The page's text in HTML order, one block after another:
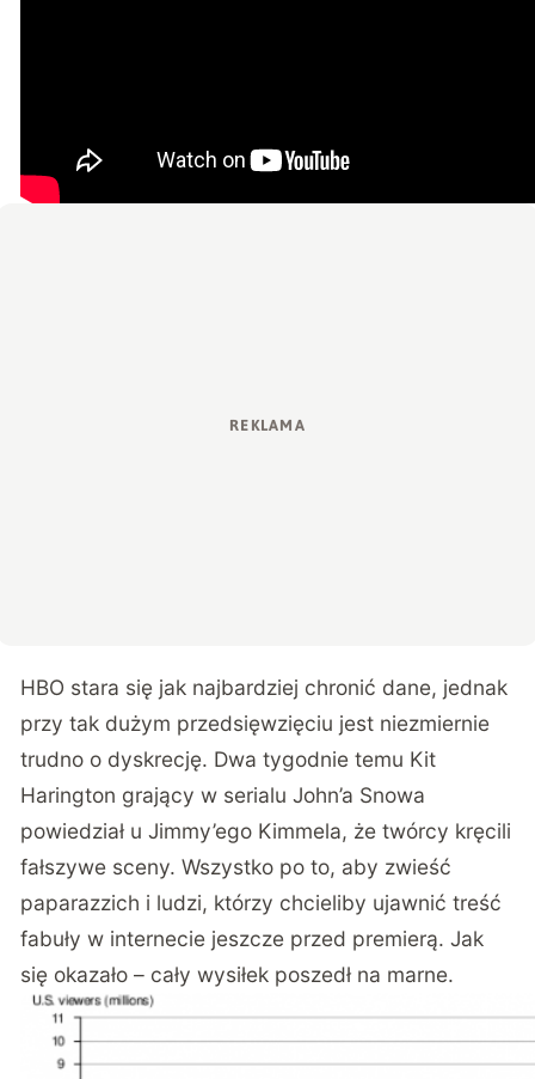
HBO stara się jak najbardziej chronić dane, jednak
przy tak dużym przedsięwzięciu jest niezmiernie
trudno o dyskrecję. Dwa tygodnie temu Kit
Harington grający w serialu John’a Snowa
powiedział u Jimmy’ego Kimmela, że twórcy kręcili
fałszywe sceny. Wszystko po to, aby zwieść
paparazzich i ludzi, którzy chcieliby ujawnić treść
fabuły w internecie jeszcze przed premierą. Jak
się okazało – cały wysiłek poszedł na marne.